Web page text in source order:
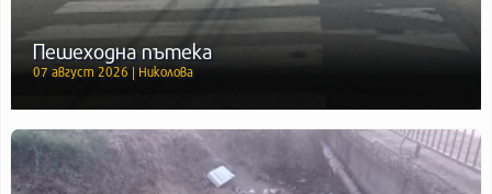
Пешеходна пътека
07 август 2026 | Николова